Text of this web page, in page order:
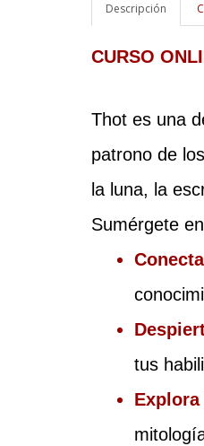
Descripción
CURSO
Thot es una
patrono de
la luna, la
Sumérgete
tus